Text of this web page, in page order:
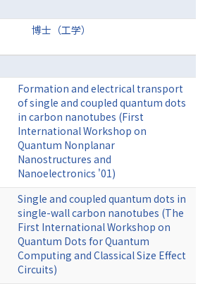
博士（工学）
Formation and electrical transport
of single and coupled quantum dots
in carbon nanotubes (First
International Workshop on
Quantum Nonplanar
Nanostructures and
Nanoelectronics '01)
Single and coupled quantum dots in
single-wall carbon nanotubes (The
First International Workshop on
Quantum Dots for Quantum
Computing and Classical Size Effect
Circuits)